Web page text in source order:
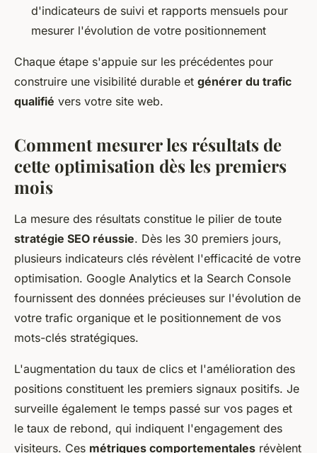
d'indicateurs de suivi et rapports mensuels pour
mesurer l'évolution de votre positionnement
Chaque étape s'appuie sur les précédentes pour
construire une visibilité durable et générer du trafic
qualifié vers votre site web.
Comment mesurer les résultats de
cette optimisation dès les premiers
mois
La mesure des résultats constitue le pilier de toute
stratégie SEO réussie. Dès les 30 premiers jours,
plusieurs indicateurs clés révèlent l'efficacité de votre
optimisation. Google Analytics et la Search Console
fournissent des données précieuses sur l'évolution de
votre trafic organique et le positionnement de vos
mots-clés stratégiques.
L'augmentation du taux de clics et l'amélioration des
positions constituent les premiers signaux positifs. Je
surveille également le temps passé sur vos pages et
le taux de rebond, qui indiquent l'engagement des
visiteurs. Ces métriques comportementales révèlent